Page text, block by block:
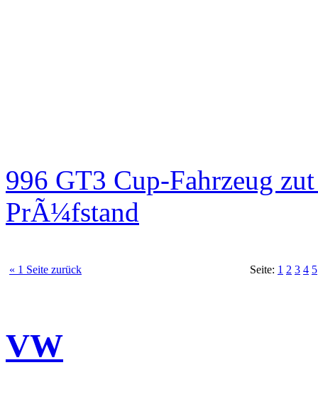
996 GT3 Cup-Fahrzeug
PrÃ¼fstand
« 1 Seite zurück Seite: 1 2 3 4 5
VW